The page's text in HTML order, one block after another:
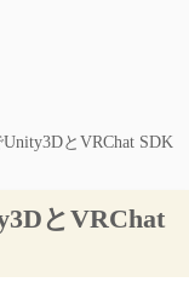
Unity3DとVRChat SDK
とVRChat